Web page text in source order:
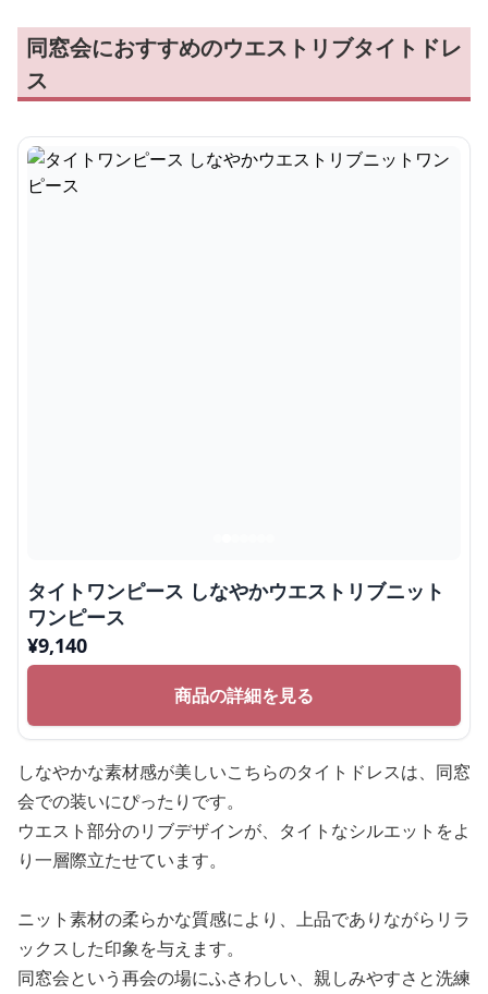
同窓会におすすめのウエストリブタイトドレ
ス
タイトワンピース しなやかウエストリブニット
ワンピース
¥9,140
商品の詳細を見る
しなやかな素材感が美しいこちらのタイトドレスは、同窓
会での装いにぴったりです。
ウエスト部分のリブデザインが、タイトなシルエットをよ
り一層際立たせています。
ニット素材の柔らかな質感により、上品でありながらリラ
ックスした印象を与えます。
同窓会という再会の場にふさわしい、親しみやすさと洗練